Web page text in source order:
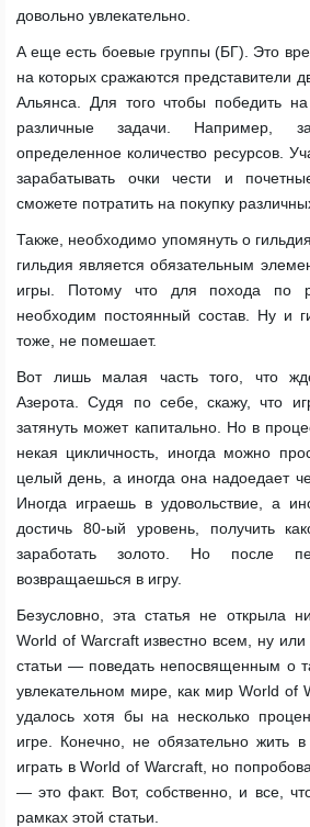
довольно увлекательно.
А еще есть боевые группы (БГ). Это
на которых сражаются представители
Альянса. Для того чтобы победить
различные задачи. Например,
определенное количество ресурсов.
зарабатывать очки чести и
сможете потратить на покупку
Также, необходимо упомянуть о
гильдия является обязательным
игры. Потому что для похода по
необходим постоянный состав. Ну и
тоже, не помешает.
Вот лишь малая часть того, что
Азерота. Судя по себе, скажу, что
затянуть может капитально. Но в
некая цикличность, иногда можно
целый день, а иногда она надоедает
Иногда играешь в удовольствие, а
достичь 80-ый уровень, получить
заработать золото. Но после
возвращаешься в игру.
Безусловно, эта статья не открыла
World of Warcraft известно всем, ну
статьи — поведать непосвященным о
увлекательном мире, как мир World of
удалось хотя бы на несколько
игре. Конечно, не обязательно жить
играть в World of Warcraft, но
— это факт. Вот, собственно, и все,
рамках этой статьи.